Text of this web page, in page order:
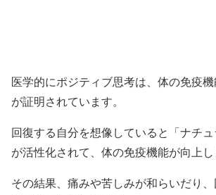
医学的にポジティブ思考は、体の免疫
が証明されています。
回復する自分を想像していると「ナチュ
が活性化されて、体の免疫機能が向上し
その結果、痛みや苦しみが和らいだり